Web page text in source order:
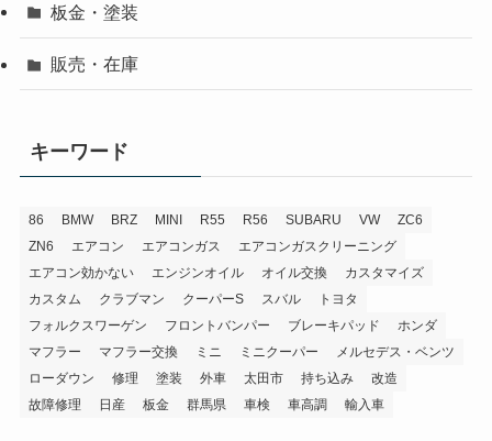
板金・塗装
販売・在庫
キーワード
86 BMW BRZ MINI R55 R56 SUBARU VW
ZC6
ZN6
エアコン エアコンガス
エアコンガスクリーニング
エアコン効かない
エンジンオイル オイル交換
カスタマイズ
カスタム
クラブマン クーパーS スバル
トヨタ
フォルクスワーゲン
フロントバンパー ブレーキパッド
ホンダ
マフラー
マフラー交換 ミニ ミニクーパー
メルセデス・ベンツ
ローダウン
修理 塗装 外車 太田市 持ち込み
改造
故障修理
日産 板金 群馬県 車検 車高調 輸入車